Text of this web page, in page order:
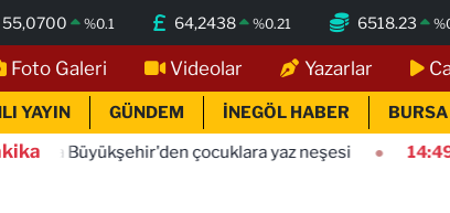
55,0700 %0.1 64,2438 %0.21 6518.23 %
Foto Galeri Videolar Yazarlar
YAYIN GÜNDEM İNEGÖL HABER
çocuklara yaz neşesi 14:49Manisa Kula'da